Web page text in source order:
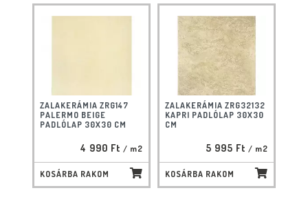
ZALAKERÁMIA ZRG147
PALERMO BEIGE
PADLÓLAP 30X30 CM
4 990 Ft / m2
KOSÁRBA RAKOM
ZALAKERÁMIA ZRG32132
KAPRI PADLÓLAP 30X30
CM
5 995 Ft / m2
KOSÁRBA RAKOM